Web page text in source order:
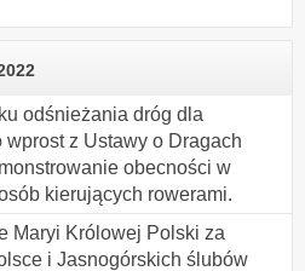
odśnieżania dróg dla
z Ustawy o Dragach
obecności w
kierujących rowerami.
Maryi Królowej Polski za
i Jasnogórskich ślubów